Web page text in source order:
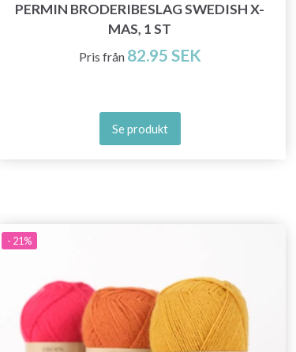
PERMIN BRODERIBESLAG SWEDISH X-
MAS, 1 ST
Pris från 82.95 SEK
Se produkt
- 21%
Bli en del av vår garn-gemenskap och få
stickmönster och specialerbjudanden!